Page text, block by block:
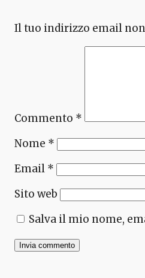
Il tuo indirizzo email
Commento *
Nome *
Email *
Sito web
Salva il mio nome,